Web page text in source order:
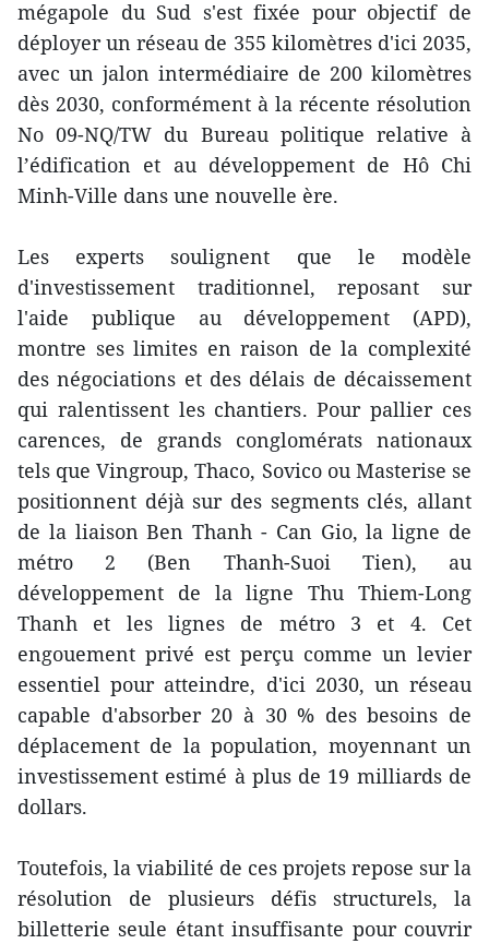
mégapole du Sud s'est fixée pour objectif de
déployer un réseau de 355 kilomètres d'ici 2035,
avec un jalon intermédiaire de 200 kilomètres
dès 2030, conformément à la récente résolution
No 09-NQ/TW du Bureau politique relative à
l’édification et au développement de Hô Chi
Minh-Ville dans une nouvelle ère.
Les experts soulignent que le modèle
d'investissement traditionnel, reposant sur
l'aide publique au développement (APD),
montre ses limites en raison de la complexité
des négociations et des délais de décaissement
qui ralentissent les chantiers. Pour pallier ces
carences, de grands conglomérats nationaux
tels que Vingroup, Thaco, Sovico ou Masterise se
positionnent déjà sur des segments clés, allant
de la liaison Ben Thanh - Can Gio, la ligne de
métro 2 (Ben Thanh-Suoi Tien), au
développement de la ligne Thu Thiem-Long
Thanh et les lignes de métro 3 et 4. Cet
engouement privé est perçu comme un levier
essentiel pour atteindre, d'ici 2030, un réseau
capable d'absorber 20 à 30 % des besoins de
déplacement de la population, moyennant un
investissement estimé à plus de 19 milliards de
dollars.
Toutefois, la viabilité de ces projets repose sur la
résolution de plusieurs défis structurels, la
billetterie seule étant insuffisante pour couvrir